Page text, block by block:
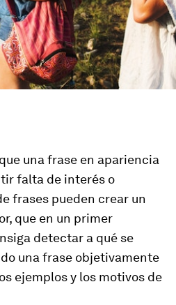
una frase en apariencia
falta de interés o
frases pueden crear un
que en un primer
detectar a qué se
una frase objetivamente
ejemplos y los motivos de